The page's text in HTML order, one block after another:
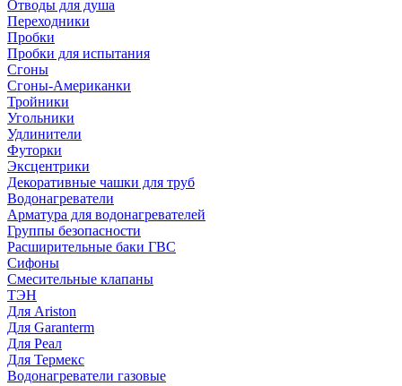
Отводы для душа
Переходники
Пробки
Пробки для испытания
Сгоны
Сгоны-Американки
Тройники
Угольники
Удлинители
Футорки
Эксцентрики
Декоративные чашки для труб
Водонагреватели
Арматура для водонагревателей
Группы безопасности
Расширительные баки ГВС
Сифоны
Смесительные клапаны
ТЭН
Для Ariston
Для Garanterm
Для Реал
Для Термекс
Водонагреватели газовые